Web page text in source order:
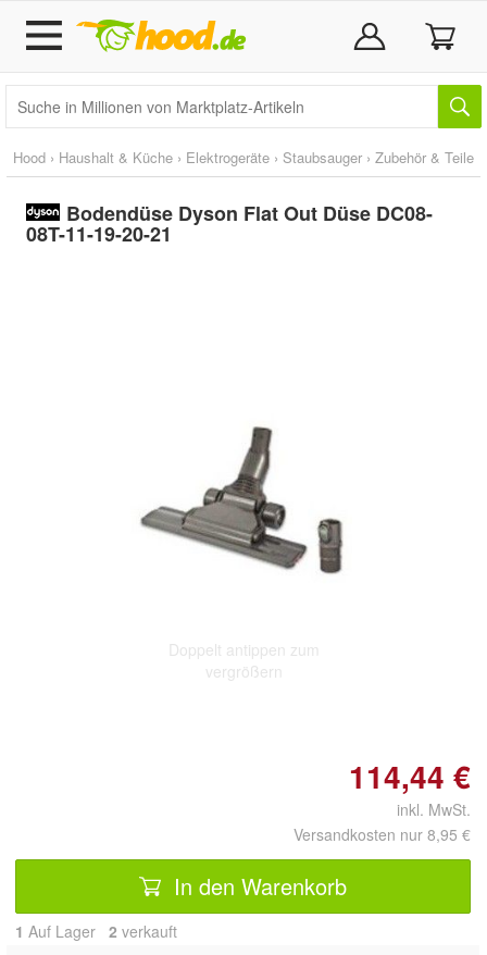
Hood › Haushalt & Küche › Elektrogeräte › Staubsauger › Zubehör & Teile
Bodendüse Dyson Flat Out Düse DC08-
08T-11-19-20-21
Doppelt antippen zum
vergrößern
114,44 €
inkl. MwSt.
Versandkosten nur 8,95 €
In den Warenkorb
1 Auf Lager 2 verkauft